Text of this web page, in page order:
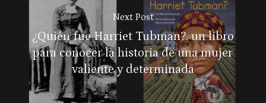
Next Post
¿Quién fue Harriet Tubman?, un libro
para conocer la historia de una mujer
valiente y determinada